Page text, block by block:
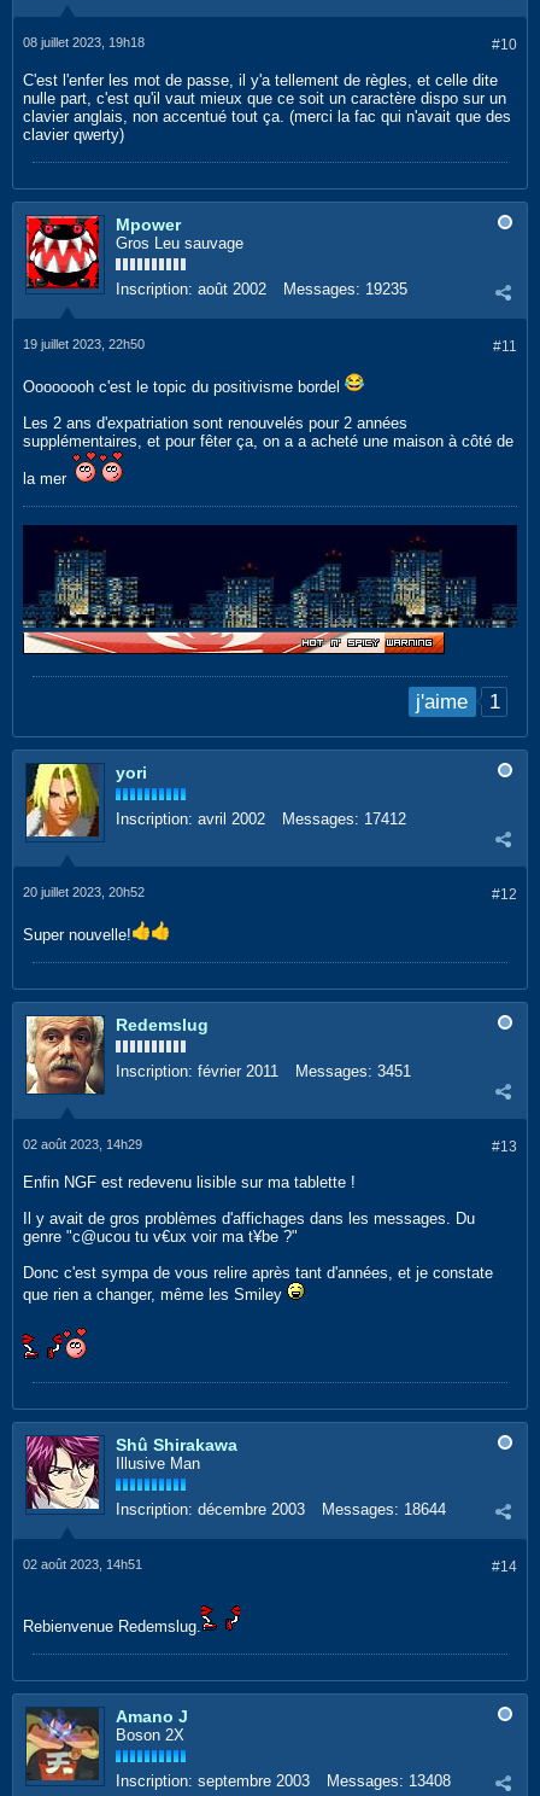
#10
08 juillet 2023, 19h18
C'est l'enfer les mot de passe, il y'a tellement de règles, et celle dite
nulle part, c'est qu'il vaut mieux que ce soit un caractère dispo sur un
clavier anglais, non accentué tout ça. (merci la fac qui n'avait que des
clavier qwerty)
Mpower
Gros Leu sauvage
Inscription: août 2002 Messages: 19235
#11
19 juillet 2023, 22h50
Oooooooh c'est le topic du positivisme bordel
Les 2 ans d'expatriation sont renouvelés pour 2 années
supplémentaires, et pour fêter ça, on a a acheté une maison à côté de
la mer
j'aime 1
yori
Inscription: avril 2002 Messages: 17412
#12
20 juillet 2023, 20h52
Super nouvelle!
Redemslug
Inscription: février 2011 Messages: 3451
#13
02 août 2023, 14h29
Enfin NGF est redevenu lisible sur ma tablette !
Il y avait de gros problèmes d'affichages dans les messages. Du
genre "c@ucou tu v€ux voir ma t¥be ?"
Donc c'est sympa de vous relire après tant d'années, et je constate
que rien a changer, même les Smiley
Shû Shirakawa
Illusive Man
Inscription: décembre 2003 Messages: 18644
#14
02 août 2023, 14h51
Rebienvenue Redemslug.
Amano J
Boson 2X
Inscription: septembre 2003 Messages: 13408